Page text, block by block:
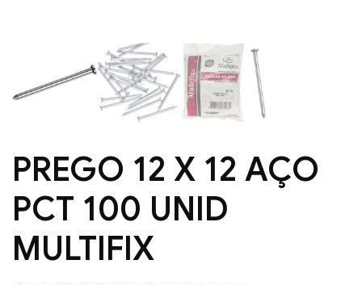
PREGO 12 X 12 AÇO
PCT 100 UNID
MULTIFIX